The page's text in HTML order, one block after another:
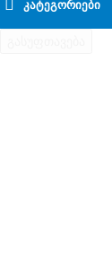
ᲙᲐᲢᲔᲒᲝᲠᲘᲔᲑᲘ